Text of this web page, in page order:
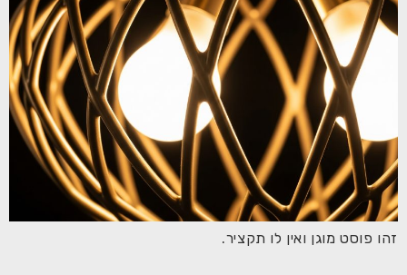
זהו פוסט מוגן ואין לו תקציר.